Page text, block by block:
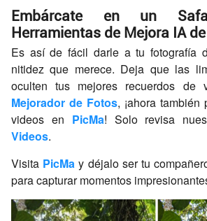
Embárcate en un
Herramientas de Mejora IA
Es así de fácil darle a tu fotografía
nitidez que merece. Deja que las
oculten tus mejores recuerdos de
Mejorador de Fotos, ¡ahora
videos en PicMa! Solo revisa
Videos.
Visita PicMa y déjalo ser tu
para capturar momentos